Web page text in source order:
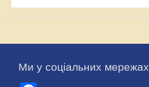
Ми у соціальних мережах